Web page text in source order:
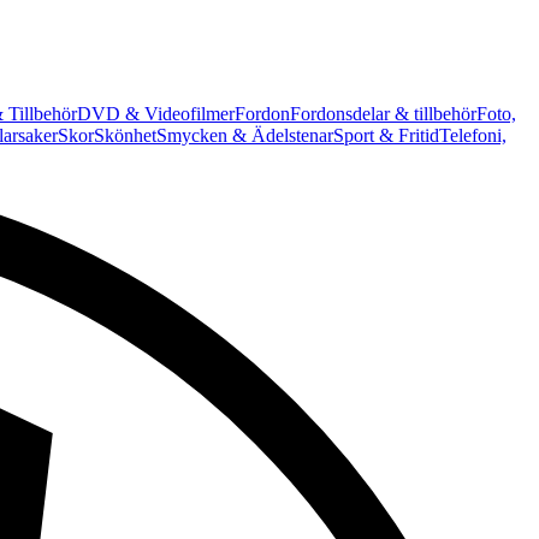
TillbehörDVD & VideofilmerFordonFordonsdelar & tillbehörFoto,
SkorSkönhetSmycken & ÄdelstenarSport & FritidTelefoni,